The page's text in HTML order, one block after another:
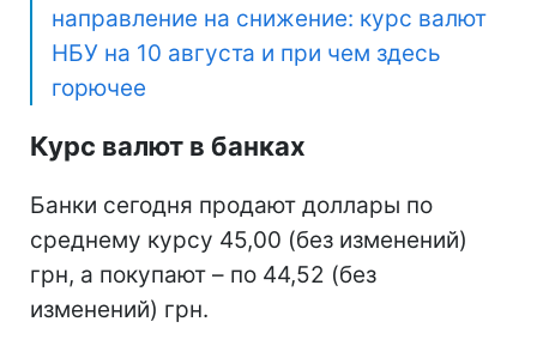
направление на снижение: курс валют
НБУ на 10 августа и при чем здесь
горючее
Курс валют в банках
Банки сегодня продают доллары по
среднему курсу 45,00 (без изменений)
грн, а покупают – по 44,52 (без
изменений) грн.